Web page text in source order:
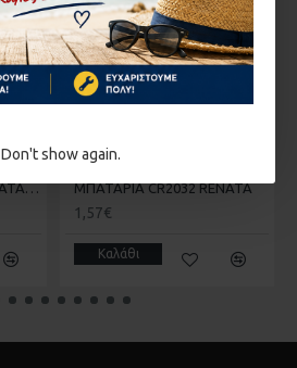
Don't show again.
ΜΠΑΤΑΡΙΑ CR2430 RENATA 3V 1222 ΜΠΑΤΑΡΙΑ CR2032 RENATA
1,57€
Καλάθι